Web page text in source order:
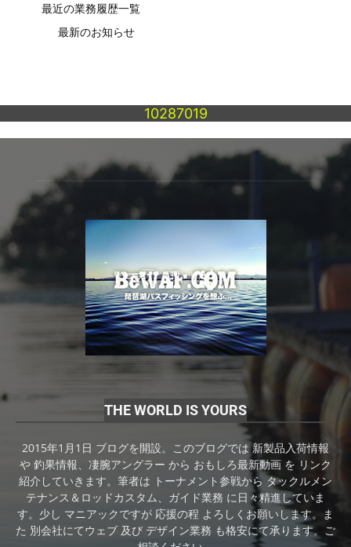
最近の業務履歴一覧
最新のお知らせ
10287019
THE WORLD IS YOURS
2015年1月1日 ブログを開設。このブログでは 新製品入荷情報
や 釣果情報、凄腕アングラー から おもしろ最新動画 を リンク
紹介していきます。筆者は トーナメント参戦から タックルメン
テナンス＆ロッドカスタム、ガイド業務 に日々精進していま
す。少し マニアックですが 応援の程 よろしくお願いします。ま
た 別会社にてウェブ 及び デザイン業務 も格安にて承ります。ご